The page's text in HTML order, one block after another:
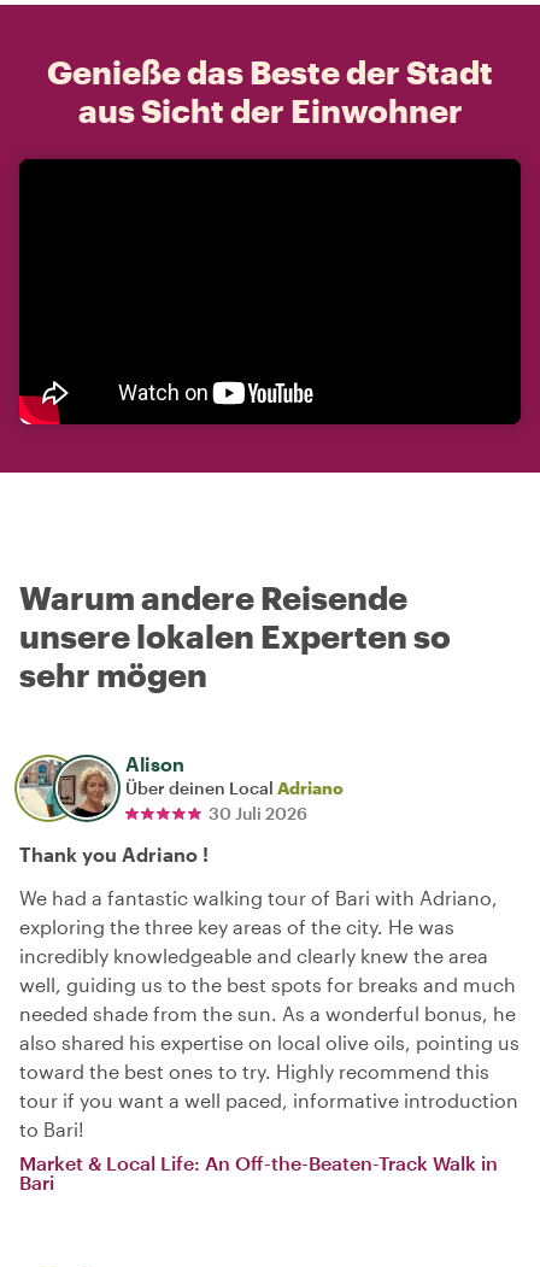
Genieße das Beste der Stadt
aus Sicht der Einwohner
Warum andere Reisende
unsere lokalen Experten so
sehr mögen
Alison
Über deinen Local Adriano
30 Juli 2026
Thank you Adriano !
We had a fantastic walking tour of Bari with Adriano,
exploring the three key areas of the city. He was
incredibly knowledgeable and clearly knew the area
well, guiding us to the best spots for breaks and much
needed shade from the sun. As a wonderful bonus, he
also shared his expertise on local olive oils, pointing us
toward the best ones to try. Highly recommend this
tour if you want a well paced, informative introduction
to Bari!
Market & Local Life: An Off-the-Beaten-Track Walk in
Bari